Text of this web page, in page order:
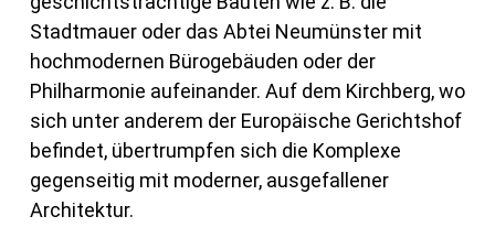
Stadtmauer oder das Abtei Neumünster mit
hochmodernen Bürogebäuden oder der
Philharmonie aufeinander. Auf dem Kirchberg, wo
sich unter anderem der Europäische Gerichtshof
befindet, übertrumpfen sich die Komplexe
gegenseitig mit moderner, ausgefallener
Architektur.